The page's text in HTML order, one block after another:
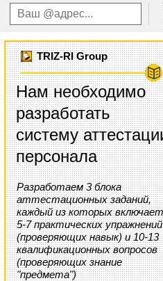
TRIZ-RI Group
Нам необходимо
разработать
систему
персонала
Разработаем 3 блока
аттестационных заданий,
каждый из которых включает
5-7 практических упражнений
(проверяющих навык) и 10-13
квалификационных вопросов
(проверяющих знание
"предмета")